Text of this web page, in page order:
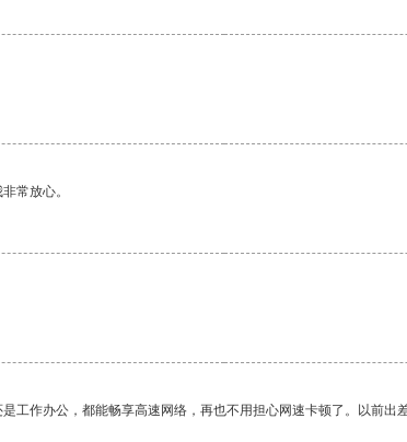
常放心。
工作办公，都能畅享高速网络，再也不用担心网速卡顿了。以前